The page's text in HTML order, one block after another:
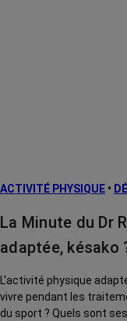
ACTIVITÉ PHYSIQUE •
La Minute du Dr
adaptée, késako
L'activité physique
vivre pendant les
du sport ? Quels sont ses